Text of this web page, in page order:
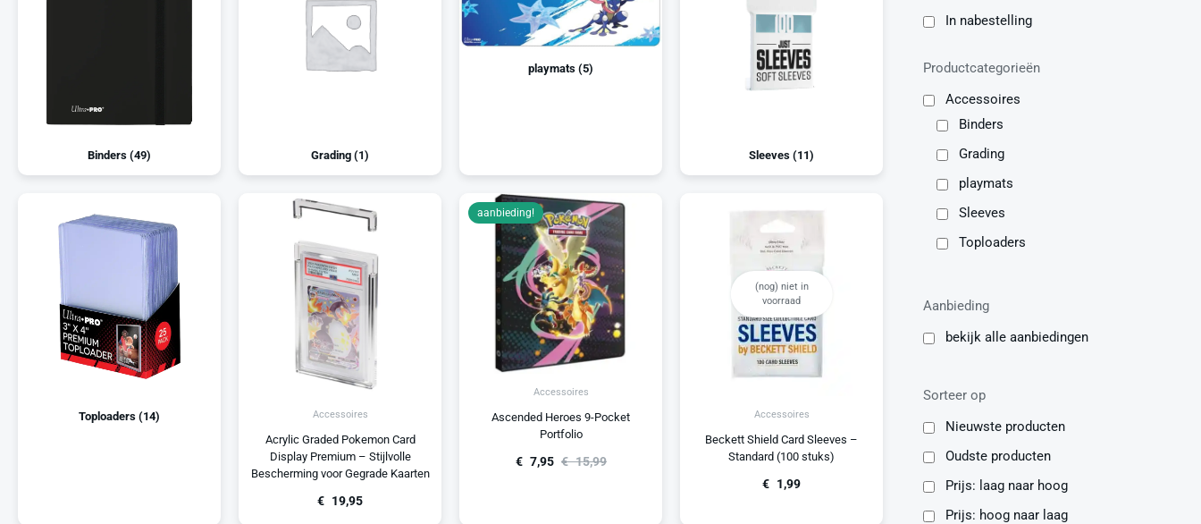
Binders (49) Grading (1)
playmats (5)
Sleeves (11)
Toploaders (14) Accessoires
Acrylic Graded Pokemon Card
Display Premium – Stijlvolle
Bescherming voor Gegrade Kaarten
€ 19,95
Accessoires
Ascended Heroes 9-Pocket
Portfolio
€ 15,99
€ 7,95
aanbieding!
(nog) niet in
voorraad
Accessoires
Beckett Shield Card Sleeves –
Standard (100 stuks)
€ 1,99
In nabestelling
Productcategorieën
Accessoires
Binders
Grading
playmats
Sleeves
Toploaders
Ascended Heroes
Dragon Ball
One piece accessoires
Pitch black
TCG Ultimate Protection
Vakantiegeld deals
Aanbieding
bekijk alle aanbiedingen
Sorteer op
Nieuwste producten
Oudste producten
Prijs: laag naar hoog
Prijs: hoog naar laag